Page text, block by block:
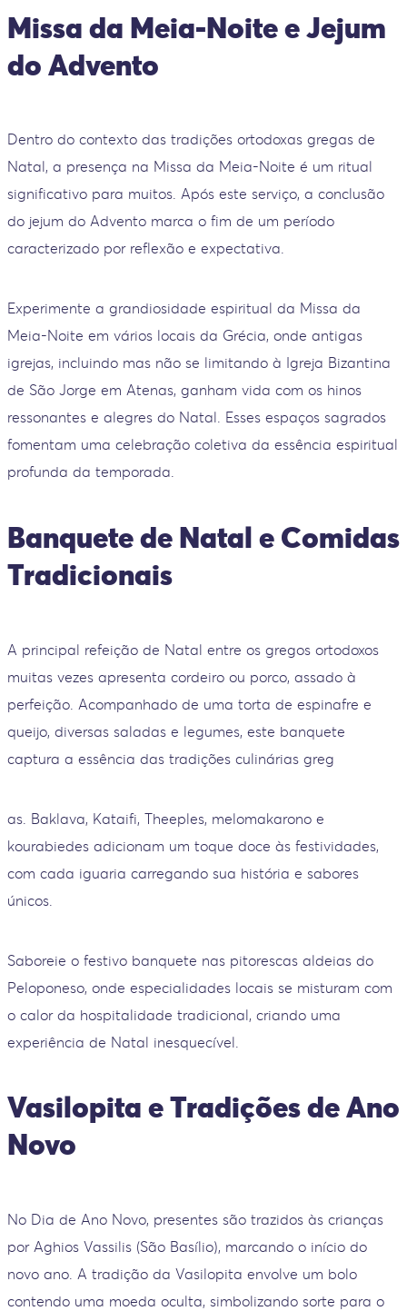
Missa da Meia-Noite e Jejum
do Advento
Dentro do contexto das tradições ortodoxas gregas de
Natal, a presença na Missa da Meia-Noite é um ritual
significativo para muitos. Após este serviço, a conclusão
do jejum do Advento marca o fim de um período
caracterizado por reflexão e expectativa.
Experimente a grandiosidade espiritual da Missa da
Meia-Noite em vários locais da Grécia, onde antigas
igrejas, incluindo mas não se limitando à Igreja Bizantina
de São Jorge em Atenas, ganham vida com os hinos
ressonantes e alegres do Natal. Esses espaços sagrados
fomentam uma celebração coletiva da essência espiritual
profunda da temporada.
Banquete de Natal e Comidas
Tradicionais
A principal refeição de Natal entre os gregos ortodoxos
muitas vezes apresenta cordeiro ou porco, assado à
perfeição. Acompanhado de uma torta de espinafre e
queijo, diversas saladas e legumes, este banquete
captura a essência das tradições culinárias greg
as. Baklava, Kataifi, Theeples, melomakarono e
kourabiedes adicionam um toque doce às festividades,
com cada iguaria carregando sua história e sabores
únicos.
Saboreie o festivo banquete nas pitorescas aldeias do
Peloponeso, onde especialidades locais se misturam com
o calor da hospitalidade tradicional, criando uma
experiência de Natal inesquecível.
Vasilopita e Tradições de Ano
Novo
No Dia de Ano Novo, presentes são trazidos às crianças
por Aghios Vassilis (São Basílio), marcando o início do
novo ano. A tradição da Vasilopita envolve um bolo
contendo uma moeda oculta, simbolizando sorte para o